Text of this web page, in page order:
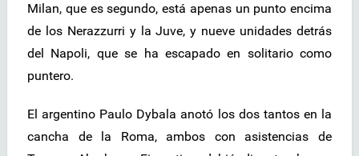
Milan, que es segundo, está apenas un punto encima
de los Nerazzurri y la Juve, y nueve unidades detrás
del Napoli, que se ha escapado en solitario como
puntero.
El argentino Paulo Dybala anotó los dos tantos en la
cancha de la Roma, ambos con asistencias de